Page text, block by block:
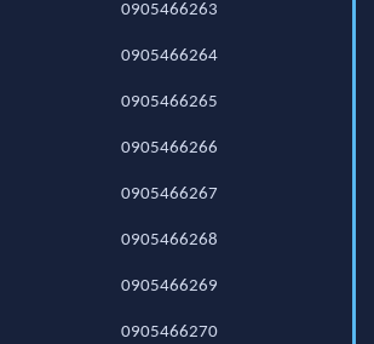
0905466263
0905466264
0905466265
0905466266
0905466267
0905466268
0905466269
0905466270